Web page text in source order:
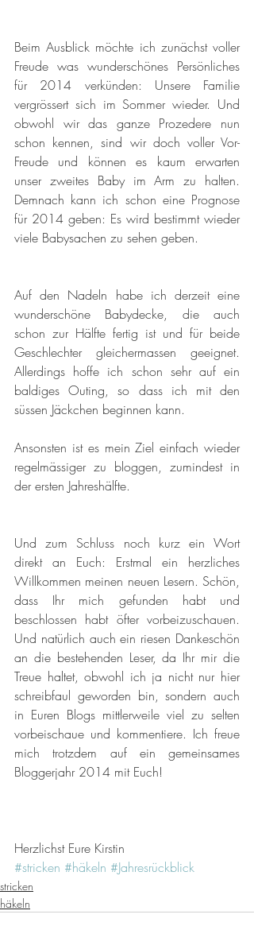
Beim Ausblick möchte ich zunächst voller
Freude was wunderschönes Persönliches
für 2014 verkünden: Unsere Familie
vergrössert sich im Sommer wieder. Und
obwohl wir das ganze Prozedere nun
schon kennen, sind wir doch voller Vor-
Freude und können es kaum erwarten
unser zweites Baby im Arm zu halten.
Demnach kann ich schon eine Prognose
für 2014 geben: Es wird bestimmt wieder
viele Babysachen zu sehen geben.
Auf den Nadeln habe ich derzeit eine
wunderschöne Babydecke, die auch
schon zur Hälfte fertig ist und für beide
Geschlechter gleichermassen geeignet.
Allerdings hoffe ich schon sehr auf ein
baldiges Outing, so dass ich mit den
süssen Jäckchen beginnen kann.
Ansonsten ist es mein Ziel einfach wieder
regelmässiger zu bloggen, zumindest in
der ersten Jahreshälfte.
Und zum Schluss noch kurz ein Wort
direkt an Euch: Erstmal ein herzliches
Willkommen meinen neuen Lesern. Schön,
dass Ihr mich gefunden habt und
beschlossen habt öfter vorbeizuschauen.
Und natürlich auch ein riesen Dankeschön
an die bestehenden Leser, da Ihr mir die
Treue haltet, obwohl ich ja nicht nur hier
schreibfaul geworden bin, sondern auch
in Euren Blogs mittlerweile viel zu selten
vorbeischaue und kommentiere. Ich freue
mich trotzdem auf ein gemeinsames
Bloggerjahr 2014 mit Euch!
Herzlichst Eure Kirstin
#stricken #häkeln #Jahresrückblick
stricken
häkeln